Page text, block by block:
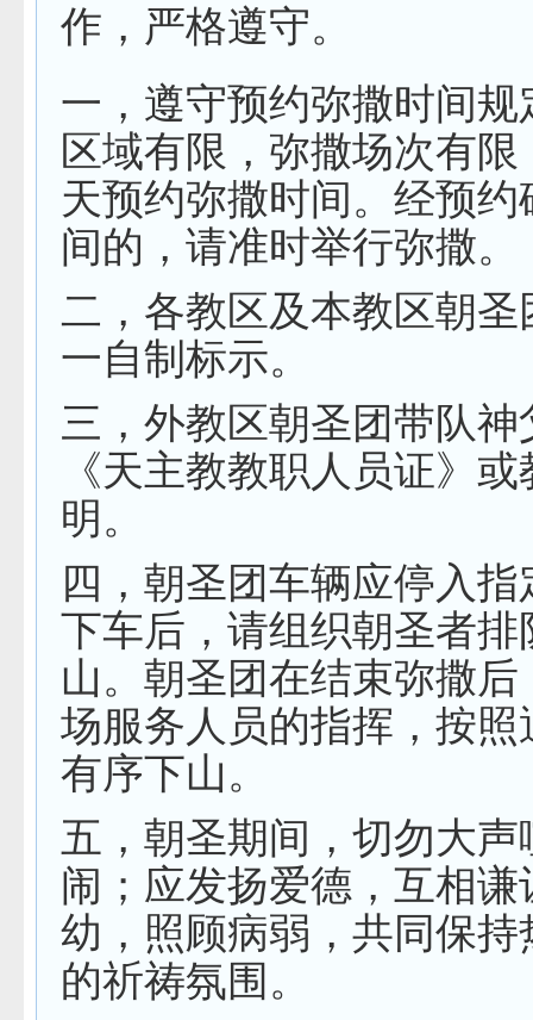
作，严格遵守。
一，遵守预约弥撒时间规
区域有限，弥撒场次有
天预约弥撒时间。经预约
间的，请准时举行弥撒。
二，各教区及本教区朝圣
一自制标示。
三，外教区朝圣团带队神
《天主教教职人员证》
明。
四，朝圣团车辆应停入
下车后，请组织朝圣者排
山。朝圣团在结束弥撒后
场服务人员的指挥，按照
有序下山。
五，朝圣期间，切勿大声
闹；应发扬爱德，互相谦
幼，照顾病弱，共同保持
的祈祷氛围。